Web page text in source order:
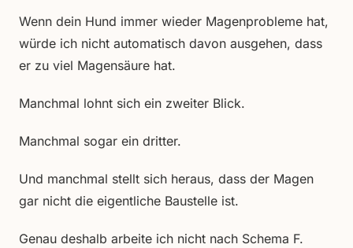
Wenn dein Hund immer wieder Magenprobleme hat,
würde ich nicht automatisch davon ausgehen, dass
er zu viel Magensäure hat.
Manchmal lohnt sich ein zweiter Blick.
Manchmal sogar ein dritter.
Und manchmal stellt sich heraus, dass der Magen
gar nicht die eigentliche Baustelle ist.
Genau deshalb arbeite ich nicht nach Schema F.